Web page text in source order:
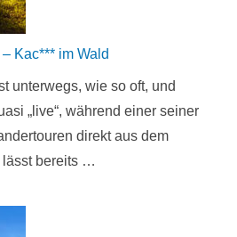
Kac*** im Wald
unterwegs, wie so oft, und
„live“, während einer seiner
direkt aus dem
bereits …